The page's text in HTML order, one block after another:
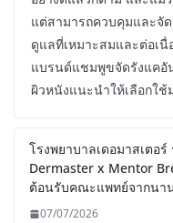
แต่สามารถควบคุมและจั
ดูแลที่เหมาะสมและต่อเนื่
แบรนด์แชมพูขจัดรังแคอั
ผิวหนังแนะนำให้เลือกใช้
โรงพยาบาลเดอมาสเตอ
Dermaster x Mentor
ต้อนรับคณะแพทย์จากนา
07/07/2026